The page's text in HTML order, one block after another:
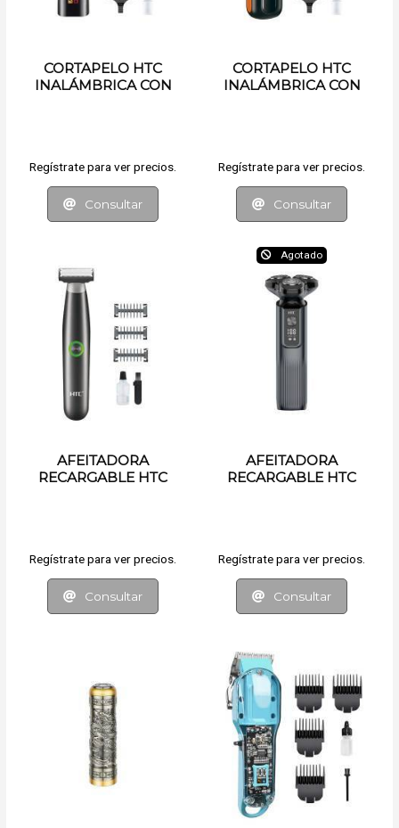
CORTAPELO HTC
INALÁMBRICA CON
Regístrate para ver precios.
Consultar
CORTAPELO HTC
INALÁMBRICA CON
Regístrate para ver precios.
Consultar
AFEITADORA
RECARGABLE HTC
Regístrate para ver precios.
Consultar
Agotado
AFEITADORA
RECARGABLE HTC
Regístrate para ver precios.
Consultar